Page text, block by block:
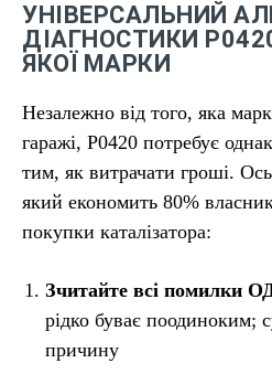
УНІВЕРСАЛЬНИЙ
ДІАГНОСТИКИ
ЯКОЇ МАРКИ
Незалежно від того, яка
гаражі, P0420 потребує
тим, як витрачати гроші.
який економить 80%
покупки каталізатора:
Зчитайте всі
рідко буває поодиноким;
причину